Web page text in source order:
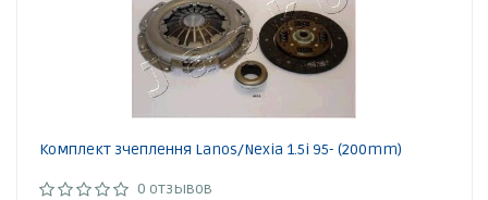
Комплект зчеплення Lanos/Nexia 1.5i 95- (200mm)
0 отзывов